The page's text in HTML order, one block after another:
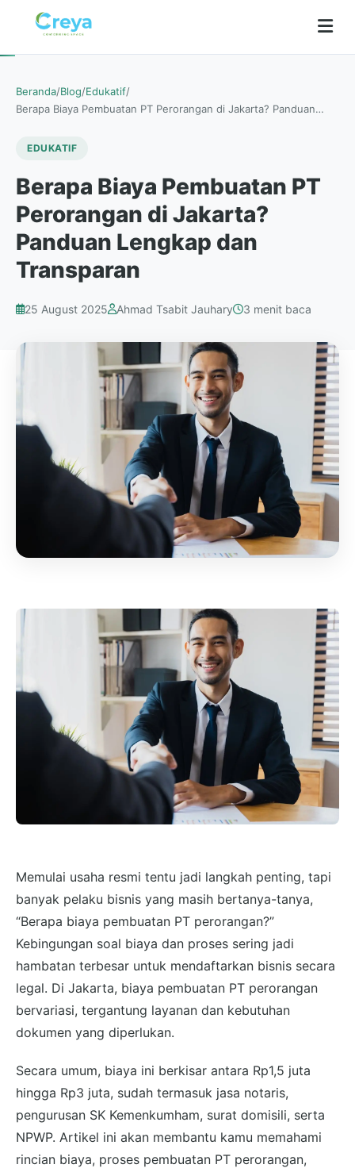
Beranda/Blog/Edukatif/
Berapa Biaya Pembuatan PT Perorangan di Jakarta? Panduan…
EDUKATIF
Berapa Biaya Pembuatan PT
Perorangan di Jakarta?
Panduan Lengkap dan
Transparan
25 August 2025 Ahmad Tsabit Jauhary 3 menit baca
Memulai usaha resmi tentu jadi langkah penting, tapi
banyak pelaku bisnis yang masih bertanya-tanya,
“Berapa biaya pembuatan PT perorangan?”
Kebingungan soal biaya dan proses sering jadi
hambatan terbesar untuk mendaftarkan bisnis secara
legal. Di Jakarta, biaya pembuatan PT perorangan
bervariasi, tergantung layanan dan kebutuhan
dokumen yang diperlukan.
Secara umum, biaya ini berkisar antara Rp1,5 juta
hingga Rp3 juta, sudah termasuk jasa notaris,
pengurusan SK Kemenkumham, surat domisili, serta
NPWP. Artikel ini akan membantu kamu memahami
rincian biaya, proses pembuatan PT perorangan,